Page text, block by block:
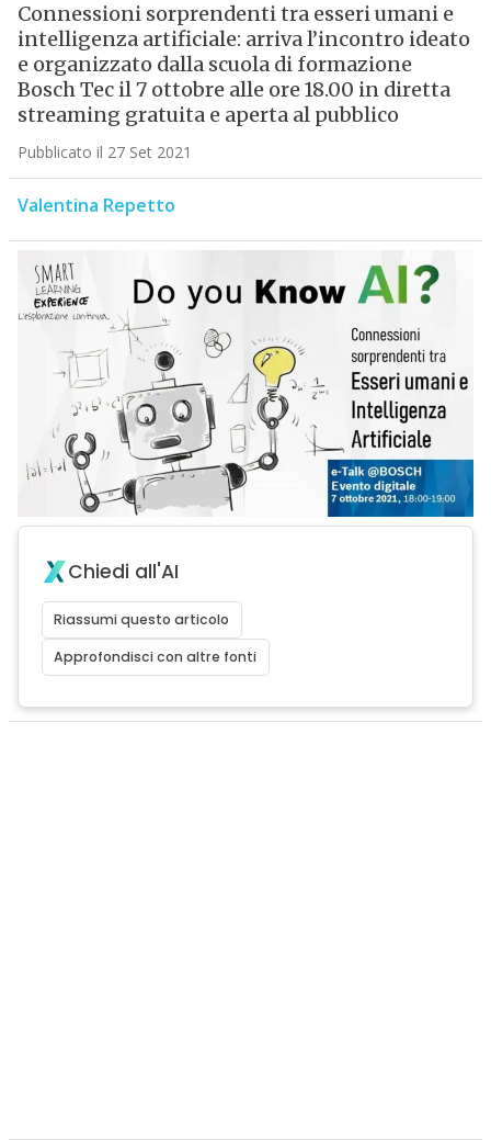
Connessioni sorprendenti tra esseri umani e
intelligenza artificiale: arriva l’incontro ideato
e organizzato dalla scuola di formazione
Bosch Tec il 7 ottobre alle ore 18.00 in diretta
streaming gratuita e aperta al pubblico
Pubblicato il 27 Set 2021
Valentina Repetto
Chiedi all'AI
Riassumi questo articolo
Approfondisci con altre fonti